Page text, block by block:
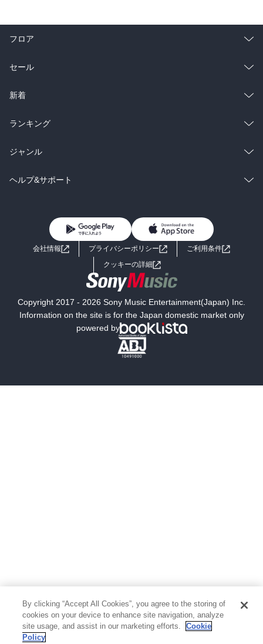
フロア
総合
ラノベ
雑誌・グラビア
BL・TL
セール
総合
ラノベ
雑誌・グラビア
BL・TL
新着
総合
ラノベ
雑誌・グラビア
ランキング
総合
ラノベ
ジャンル
コミック
ライトノベル 男子向けラノベ
小説
海外小説
ミステリー SF
文学
芸術・アート 映画・音楽・演劇
写真集 教養
医学・福祉
ヘルプ&サポート
よくあるご質問 お問い合わせ
会社情報 プライバシーポリシー
ご利用条件
クッキーの詳細
Copyright 2017 - 2026 Sony Music Entertainment(Japan) Inc.
Information on the site is for the Japan domestic market only
powered by
By clicking “Accept All Cookies”, you agree to the storing of
cookies on your device to enhance site navigation, analyze
site usage, and assist in our marketing efforts.
Cookie
Policy